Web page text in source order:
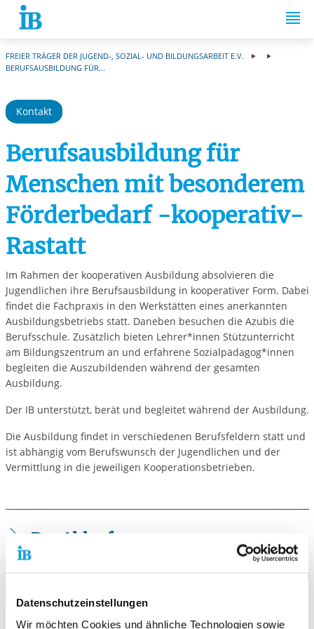
Datenschutzeinstellungen
Wir möchten Cookies und ähnliche Technologien sowie
Springe zum Inhalt
FREIER TRÄGER DER JUGEND-, SOZIAL- UND BILDUNGSARBEIT E.V.
BERUFSAUSBILDUNG FÜR...
Kontakt
Berufsausbildung für
Menschen mit besonderem
Förderbedarf -kooperativ-
Rastatt
Im Rahmen der kooperativen Ausbildung absolvieren die
Jugendlichen ihre Berufsausbildung in kooperativer Form. Dabei
findet die Fachpraxis in den Werkstätten eines anerkannten
Ausbildungsbetriebs statt. Daneben besuchen die Azubis die
Berufsschule. Zusätzlich bieten Lehrer*innen Stützunterricht
am Bildungszentrum an und erfahrene Sozialpädagog*innen
begleiten die Auszubildenden während der gesamten
Ausbildung.
Der IB unterstützt, berät und begleitet während der Ausbildung.
Die Ausbildung findet in verschiedenen Berufsfeldern statt und
ist abhängig vom Berufswunsch der Jugendlichen und der
Vermittlung in die jeweiligen Kooperationsbetrieben.
Der Ablauf
Die Ausbildung dauert in der Regel drei Jahre, kann aber
Die Voraussetzungen